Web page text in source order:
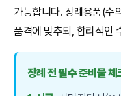
가능합니다. 장례용품(수
품격에 맞추되, 합리적인
장례 전 필수 준비물 체